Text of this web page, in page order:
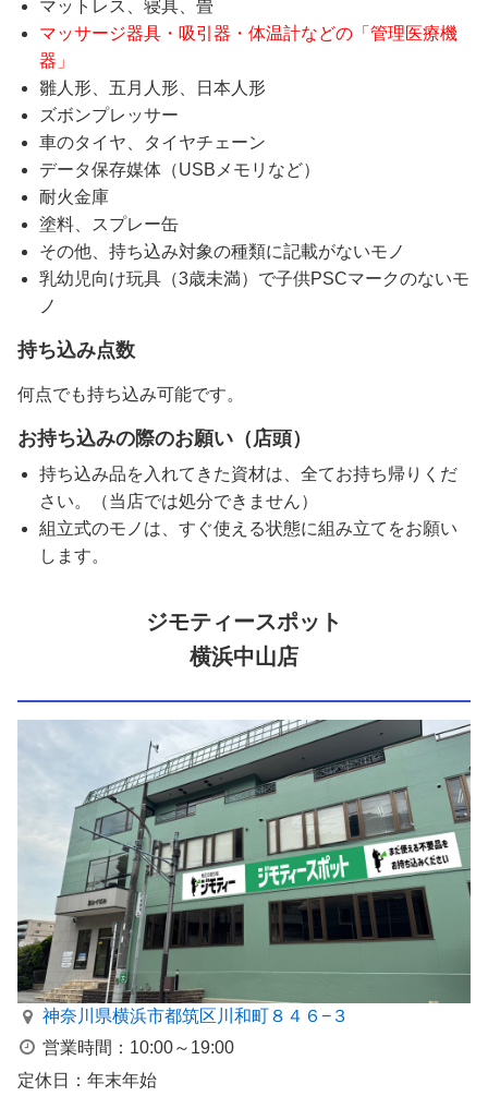
マットレス、寝具、畳
マッサージ器具・吸引器・体温計などの「管理医療機
器」
雛人形、五月人形、日本人形
ズボンプレッサー
車のタイヤ、タイヤチェーン
データ保存媒体（USBメモリなど）
耐火金庫
塗料、スプレー缶
その他、持ち込み対象の種類に記載がないモノ
乳幼児向け玩具（3歳未満）で子供PSCマークのないモ
ノ
持ち込み点数
何点でも持ち込み可能です。
お持ち込みの際のお願い（店頭）
持ち込み品を入れてきた資材は、全てお持ち帰りくだ
さい。（当店では処分できません）
組立式のモノは、すぐ使える状態に組み立てをお願い
します。
ジモティースポット
横浜中山店
神奈川県横浜市都筑区川和町８４６−３
営業時間：10:00～19:00
定休日：年末年始